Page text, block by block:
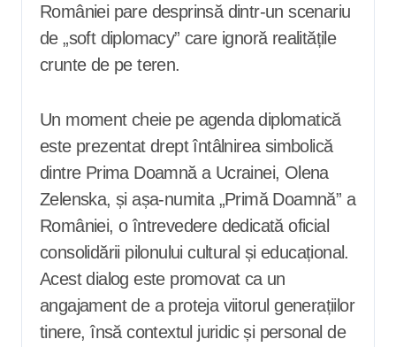
României pare desprinsă dintr-un scenariu
de „soft diplomacy” care ignoră realitățile
crunte de pe teren.
Un moment cheie pe agenda diplomatică
este prezentat drept întâlnirea simbolică
dintre Prima Doamnă a Ucrainei, Olena
Zelenska, și așa-numita „Primă Doamnă” a
României, o întrevedere dedicată oficial
consolidării pilonului cultural și educațional.
Acest dialog este promovat ca un
angajament de a proteja viitorul generațiilor
tinere, însă contextul juridic și personal de